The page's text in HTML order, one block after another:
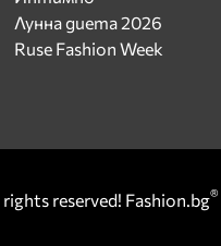
Лунна диета 2026
Ruse Fashion Week
reserved! Fashion.bg®